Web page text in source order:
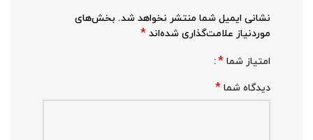
نشانی ایمیل شما منتشر نخواهد شد. بخش‌های
موردنیاز علامت‌گذاری شده‌اند *
امتیاز شما *
دیدگاه شما *